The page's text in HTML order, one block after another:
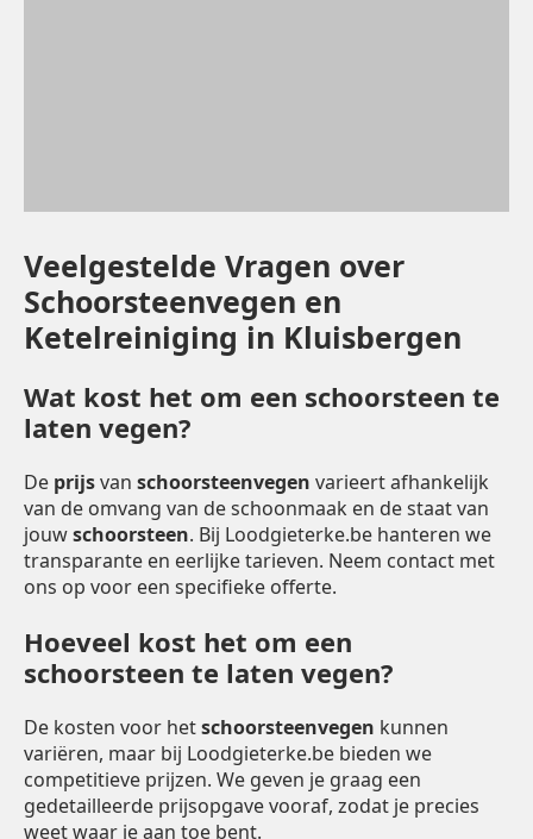
Veelgestelde Vragen over
Schoorsteenvegen en
Ketelreiniging in Kluisbergen
Wat kost het om een schoorsteen te
laten vegen?
De prijsvan schoorsteenvegen varieert afhankelijk
van de omvang van de schoonmaak en de staat van
jouwschoorsteen. Bij Loodgieterke.be hanteren we
transparante en eerlijke tarieven. Neem contact met
ons op voor een specifieke offerte.
Hoeveel kost het om een
schoorsteen te laten vegen?
De kosten voor hetschoorsteenvegen kunnen
variëren, maar bij Loodgieterke.be bieden we
competitieve prijzen. We geven je graag een
gedetailleerde prijsopgave vooraf, zodat je precies
weet waar je aan toe bent.